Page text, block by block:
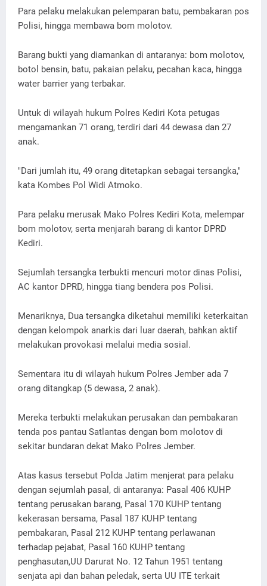
Para pelaku melakukan pelemparan batu, pembakaran pos
Polisi, hingga membawa bom molotov.
Barang bukti yang diamankan di antaranya: bom molotov,
botol bensin, batu, pakaian pelaku, pecahan kaca, hingga
water barrier yang terbakar.
Untuk di wilayah hukum Polres Kediri Kota petugas
mengamankan 71 orang, terdiri dari 44 dewasa dan 27
anak.
"Dari jumlah itu, 49 orang ditetapkan sebagai tersangka,"
kata Kombes Pol Widi Atmoko.
Para pelaku merusak Mako Polres Kediri Kota, melempar
bom molotov, serta menjarah barang di kantor DPRD
Kediri.
Sejumlah tersangka terbukti mencuri motor dinas Polisi,
AC kantor DPRD, hingga tiang bendera pos Polisi.
Menariknya, Dua tersangka diketahui memiliki keterkaitan
dengan kelompok anarkis dari luar daerah, bahkan aktif
melakukan provokasi melalui media sosial.
Sementara itu di wilayah hukum Polres Jember ada 7
orang ditangkap (5 dewasa, 2 anak).
Mereka terbukti melakukan perusakan dan pembakaran
tenda pos pantau Satlantas dengan bom molotov di
sekitar bundaran dekat Mako Polres Jember.
Atas kasus tersebut Polda Jatim menjerat para pelaku
dengan sejumlah pasal, di antaranya: Pasal 406 KUHP
tentang perusakan barang, Pasal 170 KUHP tentang
kekerasan bersama, Pasal 187 KUHP tentang
pembakaran, Pasal 212 KUHP tentang perlawanan
terhadap pejabat, Pasal 160 KUHP tentang
penghasutan,UU Darurat No. 12 Tahun 1951 tentang
senjata api dan bahan peledak, serta UU ITE terkait